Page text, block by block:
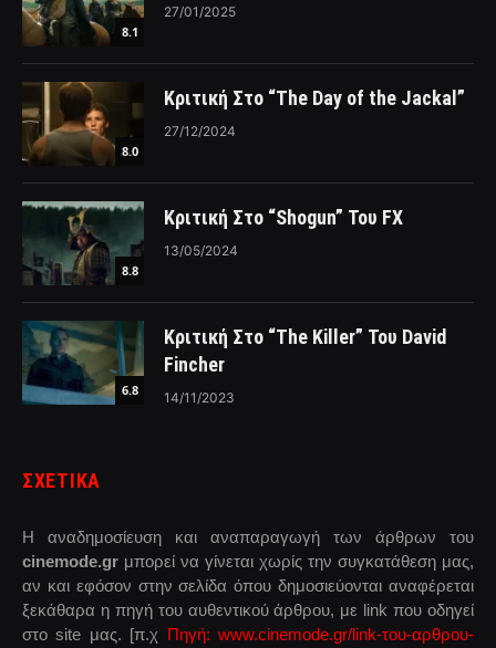
8.1
27/01/2025
8.0
Κριτική Στο “The Day of the Jackal”
27/12/2024
8.8
Κριτική Στο “Shogun” Του FX
13/05/2024
6.8
Κριτική Στο “The Killer” Του David
Fincher
14/11/2023
ΣΧΕΤΙΚΑ
Η αναδημοσίευση και αναπαραγωγή των άρθρων του
cinemode.gr μπορεί να γίνεται χωρίς την συγκατάθεση μας,
αν και εφόσον στην σελίδα όπου δημοσιεύονται αναφέρεται
ξεκάθαρα η πηγή του αυθεντικού άρθρου, με link που οδηγεί
στο site μας. [π.χ Πηγή: www.cinemode.gr/link-του-αρθρου-